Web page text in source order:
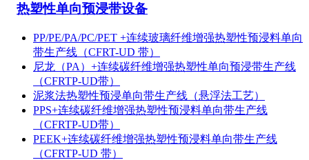
热塑性单向预浸带设备
PP/PE/PA/PC/PET +连续玻璃纤维增强热塑性预浸料单向
带生产线（CFRT-UD 带）
尼龙（PA）+连续碳纤维增强热塑性单向预浸带生产线
（CFRTP-UD带）
泥浆法热塑性预浸单向带生产线（悬浮法工艺）
PPS+连续碳纤维增强热塑性预浸料单向带生产线
（CFRTP-UD带）
PEEK+连续碳纤维增强热塑性预浸料单向带生产线
（CFRTP-UD 带）